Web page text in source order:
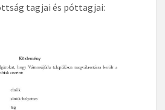
tagjai és póttagjai: